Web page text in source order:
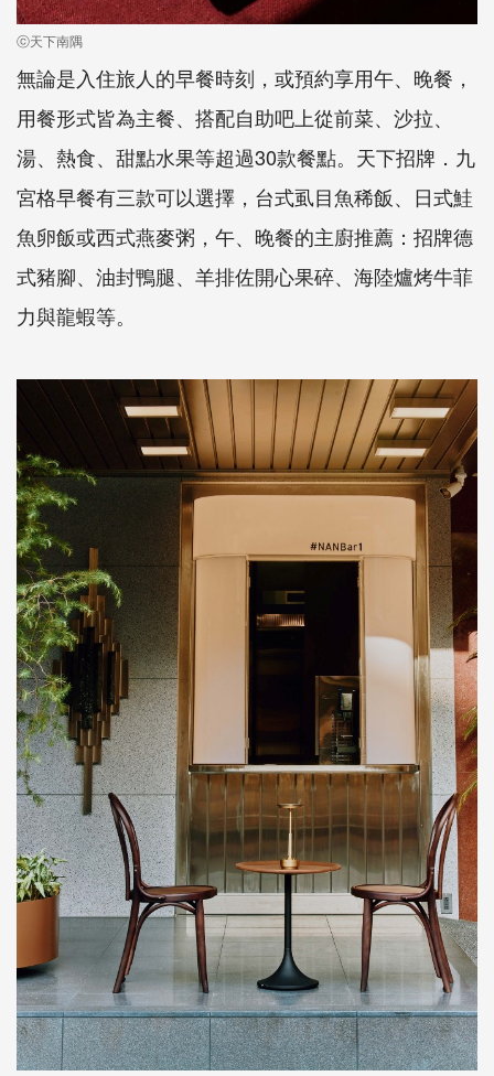
ⓒ天下南隅
無論是入住旅人的早餐時刻，或預約享用午、晚餐，
用餐形式皆為主餐、搭配自助吧上從前菜、沙拉、
湯、熱食、甜點水果等超過30款餐點。天下招牌．九
宮格早餐有三款可以選擇，台式虱目魚稀飯、日式鮭
魚卵飯或西式燕麥粥，午、晚餐的主廚推薦：招牌德
式豬腳、油封鴨腿、羊排佐開心果碎、海陸爐烤牛菲
力與龍蝦等。